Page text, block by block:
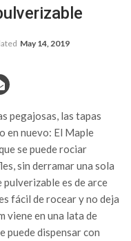
May 14, 2019
pegajosas, las tapas
en nuevo: El Maple
se puede rociar
sin derramar una sola
es de arce
fácil de rocear y no deja
viene en una lata de
puede dispensar con